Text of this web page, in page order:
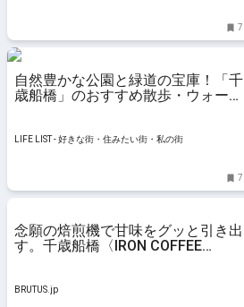
7
自然豊かな公園と緑道の宝庫！「千
歳船橋」のおすすめ散歩・ウォーキ
LIFE LIST - 好きな街・住みたい街・私の街
7
念願の焙煎機で甘味をグッと引き出
す。千歳船橋〈IRON COFFEE
BRUTUS.jp